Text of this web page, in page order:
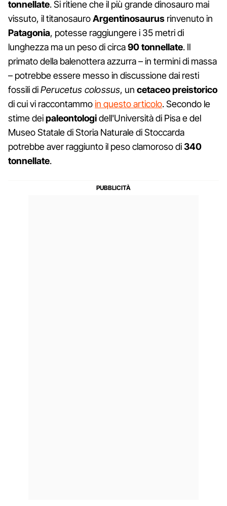
tonnellate. Si ritiene che il più grande dinosauro mai
vissuto, il titanosauroArgentinosaurus rinvenuto in
Patagonia, potesse raggiungere i 35 metri di
lunghezza ma un peso di circa90 tonnellate. Il
primato della balenottera azzurra – in termini di massa
– potrebbe essere messo in discussione dai resti
fossili diPerucetus colossus, uncetaceo preistorico
di cui vi raccontammoin questo articolo. Secondo le
stime deipaleontologidell'Università di Pisa e del
Museo Statale di Storia Naturale di Stoccarda
potrebbe aver raggiunto il peso clamoroso di340
tonnellate.